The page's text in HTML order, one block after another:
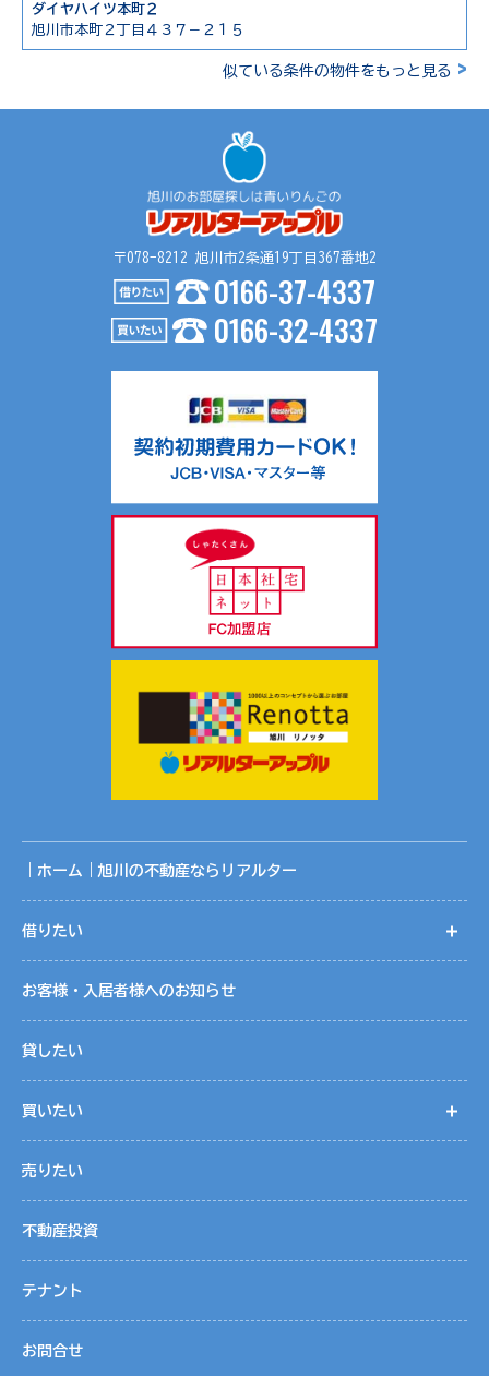
ダイヤハイツ本町２
旭川市本町２丁目４３７－２１５
似ている条件の物件をもっと見る >
〒078-8212 旭川市2条通19丁目367番地2
0166-37-4337
0166-32-4337
｜ホーム｜旭川の不動産ならリアルター
借りたい
お客様・入居者様へのお知らせ
貸したい
買いたい
売りたい
不動産投資
テナント
お問合せ